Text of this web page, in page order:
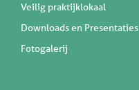
Veilig praktijklokaal
Downloads en Presentaties
Fotogalerij